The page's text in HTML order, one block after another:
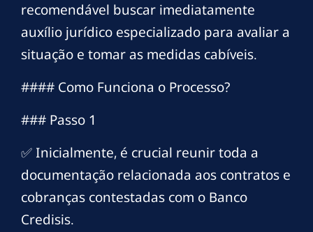
recomendável buscar imediatamente
auxílio jurídico especializado para avaliar a
situação e tomar as medidas cabíveis.
#### Como Funciona o Processo?
### Passo 1
✅ Inicialmente, é crucial reunir toda a
documentação relacionada aos contratos e
cobranças contestadas com o Banco
Credisis.